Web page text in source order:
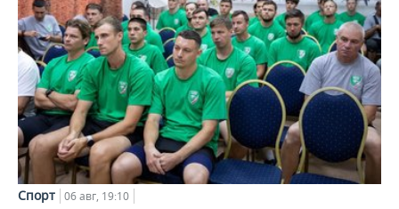
Спорт 06 авг, 19:10